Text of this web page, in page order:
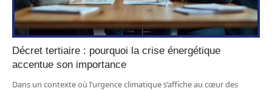
Décret tertiaire : pourquoi la crise énergétique
accentue son importance
Dans un contexte où l’urgence climatique s’affiche au cœur des